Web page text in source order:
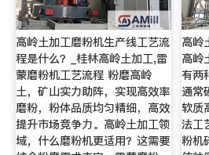
高岭土加工磨粉机生产线工艺流
程是什么？_桂林高岭土加工,雷
蒙磨粉机工艺流程 粉磨高岭
土，矿山实力助阵，实现高效率
磨粉，粉体品质均匀精细，高效
提升市场竞争力。高岭土加工领
域，什么磨粉机更适用？这需要
高岭
高岭
有两
通常
软质
法工
粉机